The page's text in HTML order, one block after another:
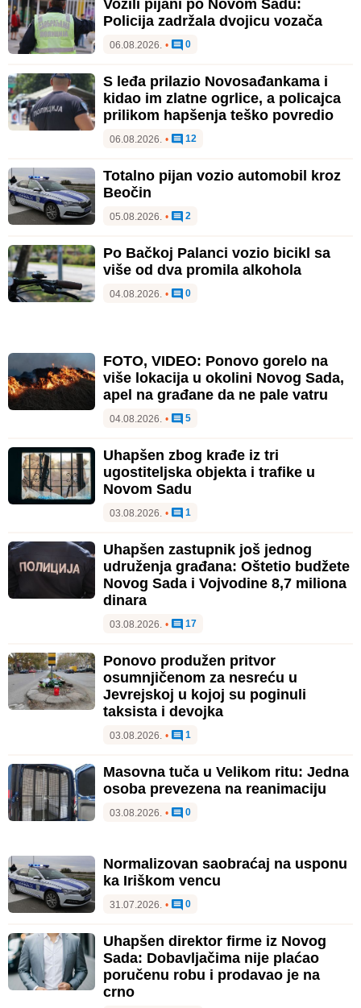
Vozili pijani po Novom Sadu:
Policija zadržala dvojicu vozača
06.08.2026. • 0
S leđa prilazio Novosađankama i
kidao im zlatne ogrlice, a policajca
prilikom hapšenja teško povredio
06.08.2026. • 12
Totalno pijan vozio automobil kroz
Beočin
05.08.2026. • 2
Po Bačkoj Palanci vozio bicikl sa
više od dva promila alkohola
04.08.2026. • 0
FOTO, VIDEO: Ponovo gorelo na
više lokacija u okolini Novog Sada,
apel na građane da ne pale vatru
04.08.2026. • 5
Uhapšen zbog krađe iz tri
ugostiteljska objekta i trafike u
Novom Sadu
03.08.2026. • 1
Uhapšen zastupnik još jednog
udruženja građana: Oštetio budžete
Novog Sada i Vojvodine 8,7 miliona
dinara
03.08.2026. • 17
Ponovo produžen pritvor
osumnjičenom za nesreću u
Jevrejskoj u kojoj su poginuli
taksista i devojka
03.08.2026. • 1
Masovna tuča u Velikom ritu: Jedna
osoba prevezena na reanimaciju
03.08.2026. • 0
Normalizovan saobraćaj na usponu
ka Iriškom vencu
31.07.2026. • 0
Uhapšen direktor firme iz Novog
Sada: Dobavljačima nije plaćao
poručenu robu i prodavao je na
crno